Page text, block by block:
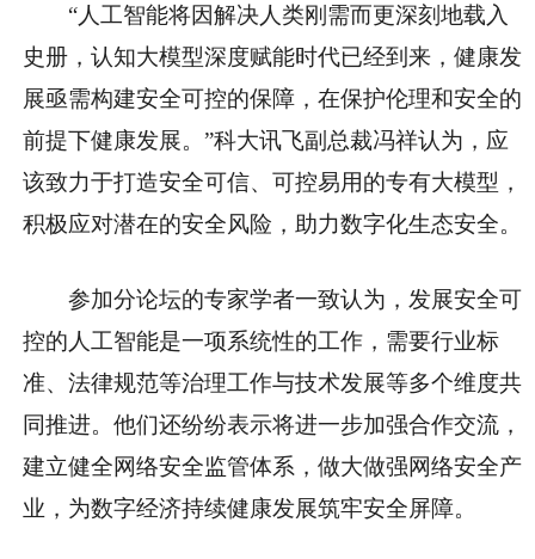
“人工智能将因解决人类刚需而更深刻地载入
史册，认知大模型深度赋能时代已经到来，健康发
展亟需构建安全可控的保障，在保护伦理和安全的
前提下健康发展。”科大讯飞副总裁冯祥认为，应
该致力于打造安全可信、可控易用的专有大模型，
积极应对潜在的安全风险，助力数字化生态安全。
参加分论坛的专家学者一致认为，发展安全可
控的人工智能是一项系统性的工作，需要行业标
准、法律规范等治理工作与技术发展等多个维度共
同推进。他们还纷纷表示将进一步加强合作交流，
建立健全网络安全监管体系，做大做强网络安全产
业，为数字经济持续健康发展筑牢安全屏障。